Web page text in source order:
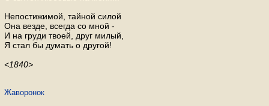
Непостижимой, тайной силой
Она везде, всегда со мной -
И на груди твоей, друг милый,
Я стал бы думать о другой!
<1840>
Жаворонок